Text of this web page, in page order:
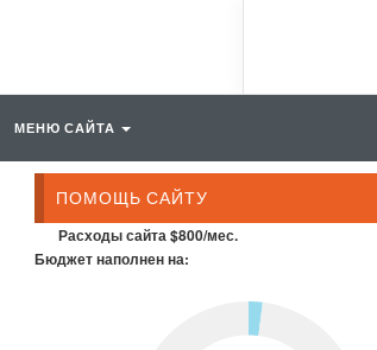
МЕНЮ САЙТА
ПОМОЩЬ САЙТУ
Расходы сайта $800/мес.
Бюджет наполнен на: